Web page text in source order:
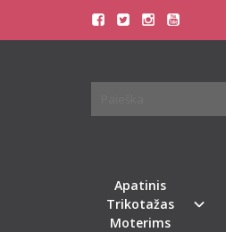
Apatinis
Trikotažas
Moterims
Valentino dienos dovana
Liemenėlės